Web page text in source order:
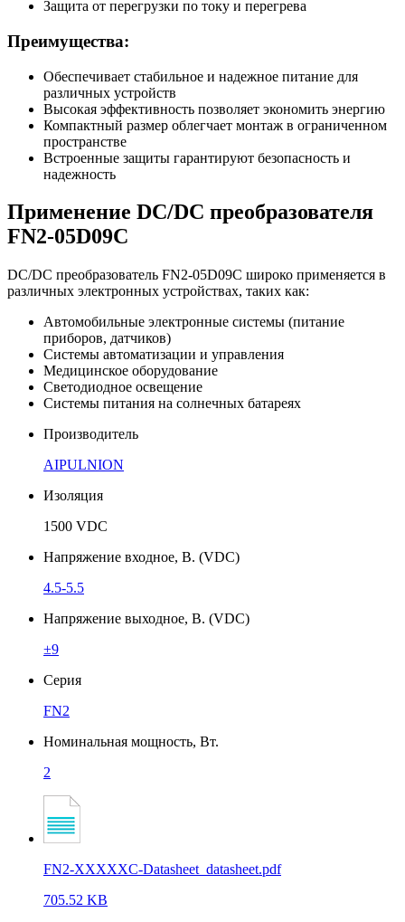
Защита от перегрузки по току и перегрева
Преимущества:
Обеспечивает стабильное и надежное питание для
различных устройств
Высокая эффективность позволяет экономить энергию
Компактный размер облегчает монтаж в ограниченном
пространстве
Встроенные защиты гарантируют безопасность и
надежность
Применение DC/DC преобразователя
FN2-05D09C
DC/DC преобразователь FN2-05D09C широко применяется в
различных электронных устройствах, таких как:
Автомобильные электронные системы (питание
приборов, датчиков)
Системы автоматизации и управления
Медицинское оборудование
Светодиодное освещение
Системы питания на солнечных батареях
Производитель
AIPULNION
Изоляция
1500 VDC
Напряжение входное, В. (VDC)
4.5-5.5
Напряжение выходное, В. (VDC)
±9
Серия
FN2
Номинальная мощность, Вт.
2
FN2-XXXXXC-Datasheet_datasheet.pdf
705.52 KB